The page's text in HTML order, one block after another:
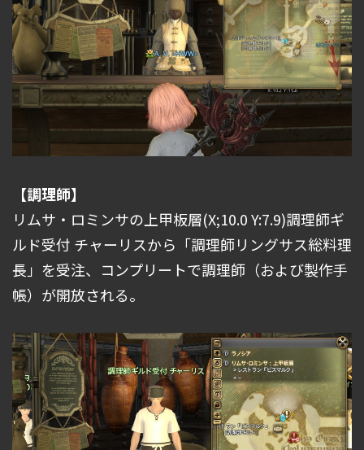
【調理師】
リムサ・ロミンサの上甲板層(X;10.0 Y:7.9)調理師ギ
ルド受付 チャーリスから「調理師リングサス総料理
長」を受注、コンプリートで調理師（および製作手
帳）が開放される。